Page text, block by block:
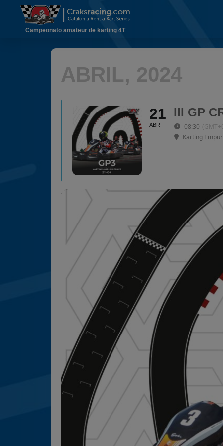
Campeonato amateur de karting 4T
ABRIL, 2024
21
ABR
III GP
08:30
Karting